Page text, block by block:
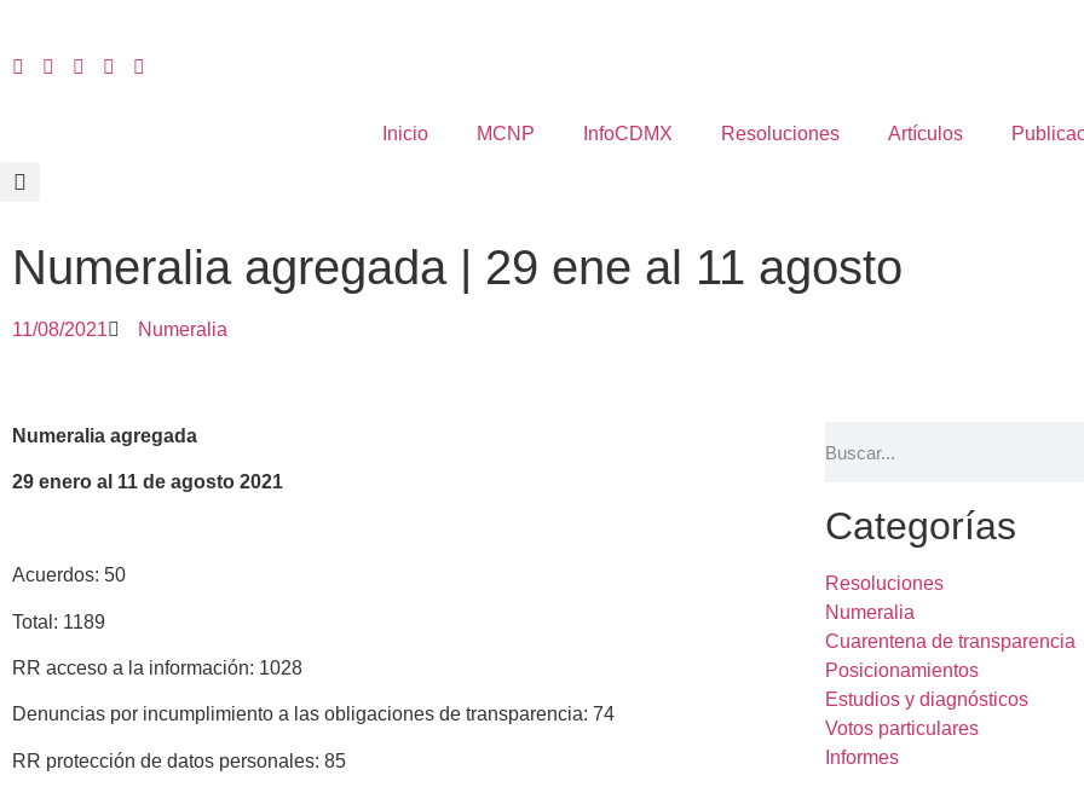
Inicio MCNP InfoCDMX Resoluciones Artículos
Numeralia agregada | 29 ene al 11 agosto
11/08/2021 Numeralia
Numeralia agregada
29 enero al 11 de agosto 2021
Acuerdos: 50
Total: 1189
RR acceso a la información: 1028
Denuncias por incumplimiento a las obligaciones de transparencia: 74
RR protección de datos personales: 85
Categorías
Resoluciones
Numeralia
Cuarentena de transparencia
Posicionamientos
Estudios y diagnósticos
Votos particulares
Informes